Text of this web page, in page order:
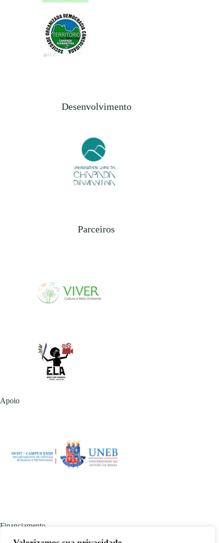
Desenvolvimento
Parceiros
Apoio
Financiamento